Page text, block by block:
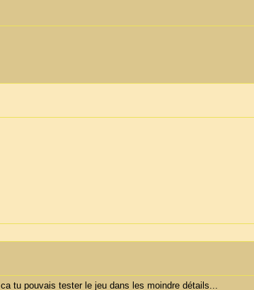
tu pouvais tester le jeu dans les moindre détails...